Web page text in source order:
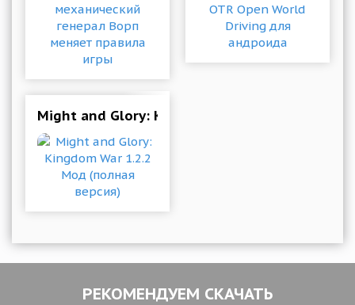
Might and Glory: Kingdom War 1.2.2 Мод
РЕКОМЕНДУЕМ СКАЧАТЬ